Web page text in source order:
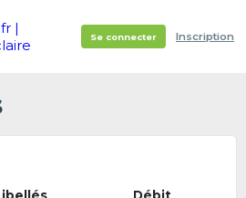
Se connecter Inscription
Débit